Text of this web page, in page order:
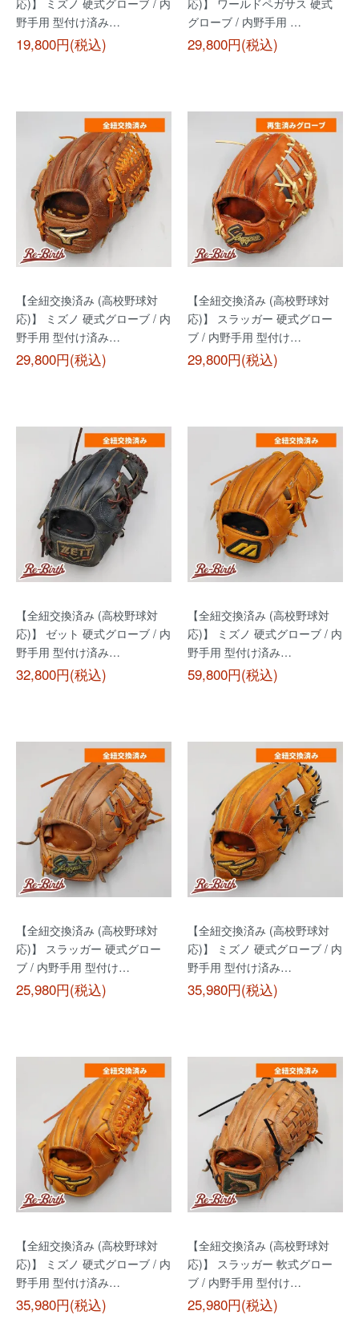
応)】 ミズノ 硬式グローブ / 内
野手用 型付け済み…
19,800円(税込)
応)】 ワールドペガサス 硬式
グローブ / 内野手用 …
29,800円(税込)
【全紐交換済み (高校野球対
応)】 ミズノ 硬式グローブ / 内
野手用 型付け済み…
29,800円(税込)
【全紐交換済み (高校野球対
応)】 スラッガー 硬式グロー
ブ / 内野手用 型付け…
29,800円(税込)
【全紐交換済み (高校野球対
応)】 ゼット 硬式グローブ / 内
野手用 型付け済み…
32,800円(税込)
【全紐交換済み (高校野球対
応)】 ミズノ 硬式グローブ / 内
野手用 型付け済み…
59,800円(税込)
【全紐交換済み (高校野球対
応)】 スラッガー 硬式グロー
ブ / 内野手用 型付け…
25,980円(税込)
【全紐交換済み (高校野球対
応)】 ミズノ 硬式グローブ / 内
野手用 型付け済み…
35,980円(税込)
【全紐交換済み (高校野球対
応)】 ミズノ 硬式グローブ / 内
野手用 型付け済み…
35,980円(税込)
【全紐交換済み (高校野球対
応)】 スラッガー 軟式グロー
ブ / 内野手用 型付け…
25,980円(税込)